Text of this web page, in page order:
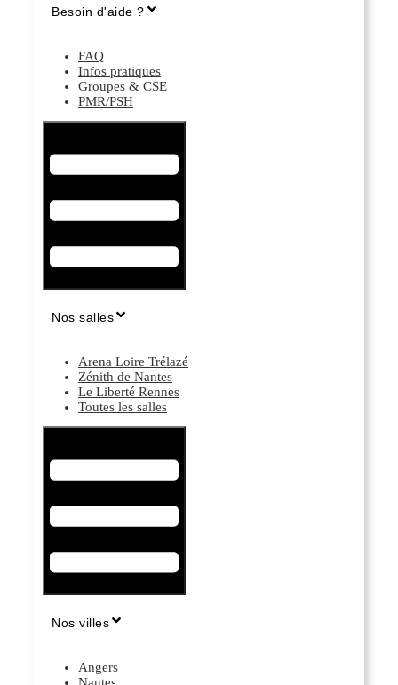
Besoin d'aide ?
FAQ
Infos pratiques
Groupes & CSE
PMR/PSH
Nos salles
Arena Loire Trélazé
Zénith de Nantes
Le Liberté Rennes
Toutes les salles
Nos villes
Angers